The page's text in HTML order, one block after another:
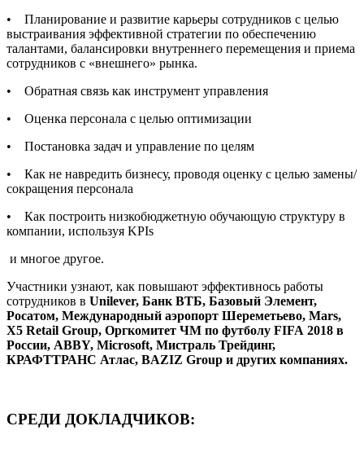
• Планирование и развитие карьеры сотрудников с целью
выстраивания эффективной стратегии по обеспечению
талантами, балансировки внутреннего перемещения и приема
сотрудников с «внешнего» рынка.
• Обратная связь как инструмент управления
• Оценка персонала с целью оптимизации
• Постановка задач и управление по целям
• Как не навредить бизнесу, проводя оценку с целью замены/
сокращения персонала
• Как построить низкобюджетную обучающую структуру в
компании, используя KPIs
и многое другое.
Участники узнают, как повышают эффективнось работы
сотрудников в Unilever, Банк ВТБ, Базовый Элемент,
Росатом, Международный аэропорт Шереметьево, Mars,
X5 Retail Group, Оргкомитет ЧМ по футболу FIFA 2018 в
России, ABBY, Microsoft, Мистраль Трейдинг,
КРАФТТРАНС Атлас, BAZIZ Group и других компаниях.
СРЕДИ ДОКЛАДЧИКОВ: